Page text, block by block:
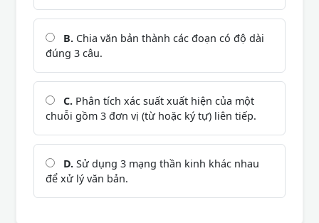
B. Chia văn bản thành các đoạn có độ dài
đúng 3 câu.
C. Phân tích xác suất xuất hiện của một
chuỗi gồm 3 đơn vị (từ hoặc ký tự) liên tiếp.
D. Sử dụng 3 mạng thần kinh khác nhau
để xử lý văn bản.